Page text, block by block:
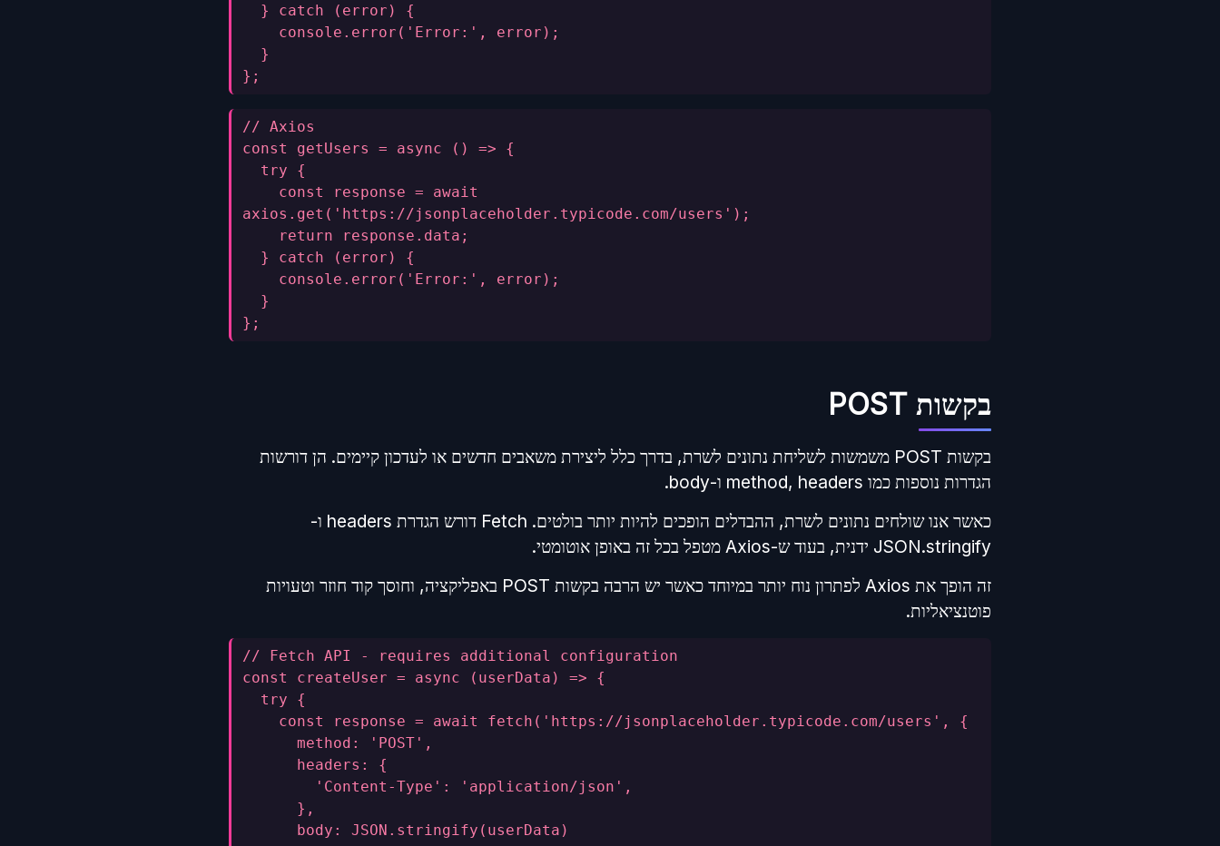
} catch (error) {
console.error('Error:', error);
}
};
// Axios
const getUsers = async () => {
try {
const response = await
axios.get('https://jsonplaceholder.typicode.com/users');
return response.data;
} catch (error) {
console.error('Error:', error);
}
};
בקשות POST
בקשות POST משמשות לשליחת נתונים לשרת, בדרך כלל ליצירת משאבים חדשים או לעדכון קיימים. הן דורשות
הגדרות נוספות כמו method, headers ו-body.
כאשר אנו שולחים נתונים לשרת, ההבדלים הופכים להיות יותר בולטים. Fetch דורש הגדרת headers ו-
JSON.stringify ידנית, בעוד ש-Axios מטפל בכל זה באופן אוטומטי.
זה הופך את Axios לפתרון נוח יותר במיוחד כאשר יש הרבה בקשות POST באפליקציה, וחוסך קוד חוזר וטעויות
פוטנציאליות.
// Fetch API - requires additional configuration
const createUser = async (userData) => {
try {
const response = await fetch('https://jsonplaceholder.typicode.com/users', {
method: 'POST',
headers: {
'Content-Type': 'application/json',
},
body: JSON.stringify(userData)